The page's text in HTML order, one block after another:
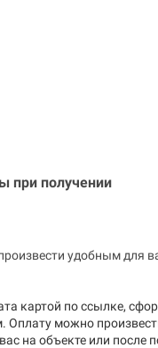
при получении
удобным для
картой по ссылке,
Оплату можно
на объекте или после